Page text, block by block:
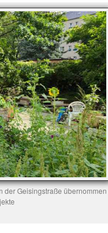
der Geisingstraße übernommen